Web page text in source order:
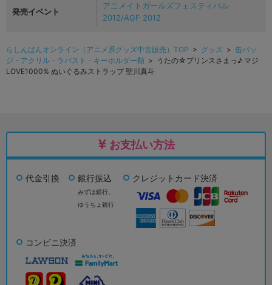
発売イベント
アニメイトガールズフェスティバル
2012/AGF 2012
らしんばんオンライン（アニメ系グッズ中古販売）TOP > グッズ > 缶バッ
ジ・アクリル・ラバスト・キーホルダー類 > うたの☆プリンスさまっ♪ マジ
LOVE1000% ぬいぐるみストラップ 聖川真斗
お支払い方法
代金引換 銀行振込
みずほ銀行、
ゆうちょ銀行
クレジットカード決済
コンビニ決済